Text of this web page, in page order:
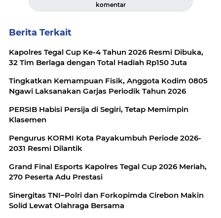
komentar
Berita Terkait
Kapolres Tegal Cup Ke-4 Tahun 2026 Resmi Dibuka,
32 Tim Berlaga dengan Total Hadiah Rp150 Juta
Tingkatkan Kemampuan Fisik, Anggota Kodim 0805
Ngawi Laksanakan Garjas Periodik Tahun 2026
PERSIB Habisi Persija di Segiri, Tetap Memimpin
Klasemen
Pengurus KORMI Kota Payakumbuh Periode 2026-
2031 Resmi Dilantik
Grand Final Esports Kapolres Tegal Cup 2026 Meriah,
270 Peserta Adu Prestasi
Sinergitas TNI–Polri dan Forkopimda Cirebon Makin
Solid Lewat Olahraga Bersama